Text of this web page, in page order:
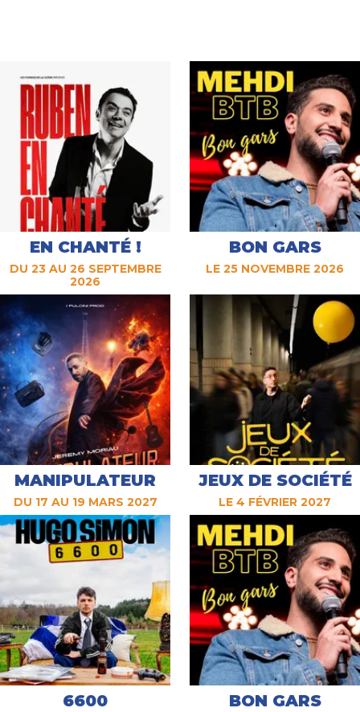
EN CHANTÉ !
DU 23 AU 26 SEPTEMBRE
2026
BON GARS
LE 25 NOVEMBRE 2026
MANIPULATEUR
DU 17 AU 19 MARS 2027
JEUX DE SOCIÉTÉ
LE 4 FÉVRIER 2027
6600 BON GARS